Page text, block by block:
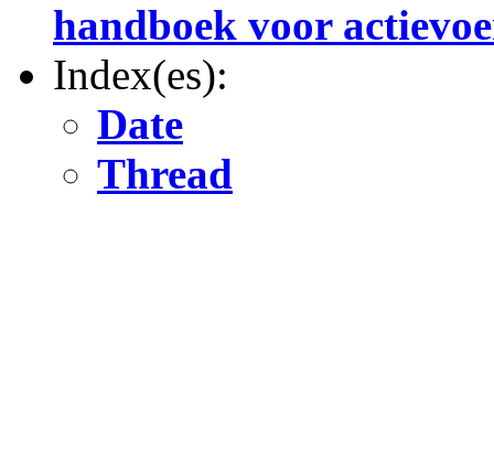
handboek voor
Index(es):
Date
Thread